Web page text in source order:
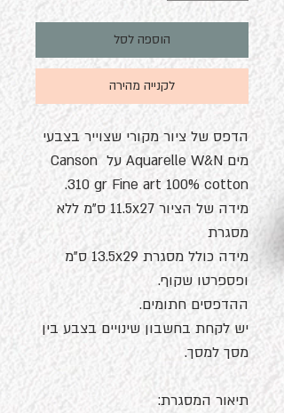
הוספה לסל
לקנייה מהירה
הדפס של ציור מקורי שצוייר בצבעי
מים Aquarelle W&N על Canson
310 gr Fine art 100% cotton.
מידה של הציור 11.5x27 ס"מ ללא
מסגרת
מידה כולל מסגרת 13.5x29 ס"מ
ופספרטו שקוף.
ההדפסים חתומים.
יש לקחת בחשבון שינויים בצבע בין
מסך למסך.
תיאור המסגרת: